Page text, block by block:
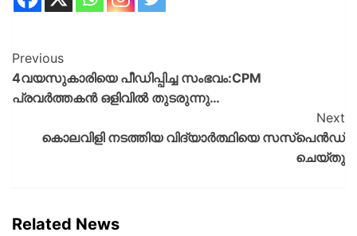
Previous
4വയസുകാരിയെ പീഡിപ്പിച്ച സംഭവം:CPM
പ്രവർത്തകൻ ഒളിവിൽ തുടരുന്നു…
Next
കൊലവിളി നടത്തിയ വിദ്യാർത്ഥിയെ സസ്‌പെൻഡ്
ചെയ്തു
Related News